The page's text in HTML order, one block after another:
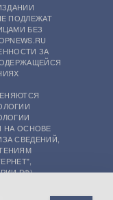
ПОДЛЕЖАТ
БЕЗ
ЗА
НА ОСНОВЕ
СВЕДЕНИЙ,
РФ)